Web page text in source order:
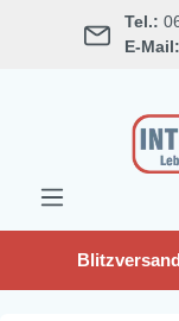
springen Tel.:
E-Mail:
Blitzversand